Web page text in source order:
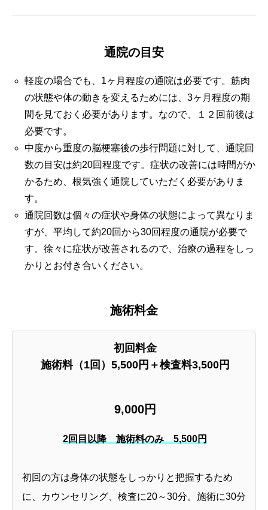
通院の目安
軽度の場合でも、1ヶ月程度の通院は必要です。筋肉
の状態や体の動きを変えるためには、3ヶ月程度の期
間を見ておく必要があります。なので、１２回前後は
必要です。
中度から重度の脳梗塞後の歩行問題に対して、通院回
数の目安は約20回程度です。症状の改善には時間がか
かるため、根気強く通院していただく必要がありま
す。
通院回数は個々の症状や身体の状態によって異なりま
すが、平均して約20回から30回程度の通院が必要で
す。徐々に症状が改善されるので、治療の過程をしっ
かりとお付き合いください。
施術料金
初回料金
施術料（1回）5,500円＋検査料3,500円
9,000円
2回目以降 施術料のみ5,500円
初回の方は身体の状態をしっかりと把握するため
に、カウンセリング、検査に20～30分。施術に30分